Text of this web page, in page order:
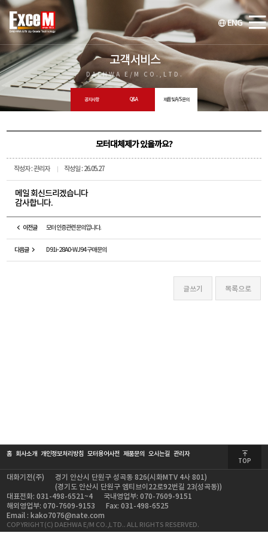
ENG
고객서비스
DAEHWA E/M CO.,LTD.
공지사항 Q&A 제품 및 A/S 문의
모터대체제가 있을까요?
작성자 : 관리자 작성일 : 26.05.27
메일 회신드리겠습니다
감사합니다.
이전글 모터 인증관련 문의입니다.
다음글 D91i-28A0-WJ94 구매 문의
홈 회사소개 개인정보처리방침 모터용어사전 제품문의 오시는길
관리자
TOP
대화기전(주)
경기 안산시 단원구 성곡동 826(시화MTV 4사 801)
(경기도 안산시 단원구 엠티브이22로92번길 23(성곡동))
대표전화: 031-498-6521~4
국내영업부: 070-7609-9151
해외영업부: 070-7609-9153
Fax: 031-498-6525
Email : kako7076@nate.com
COPYRIGHT(C) DAEHWA E/M CO.,LTD.. ALL RIGHTS RESERVED.